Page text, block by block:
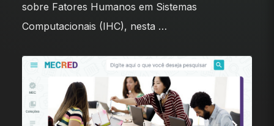
sobre Fatores Humanos em Sistemas
Computacionais (IHC), nesta …